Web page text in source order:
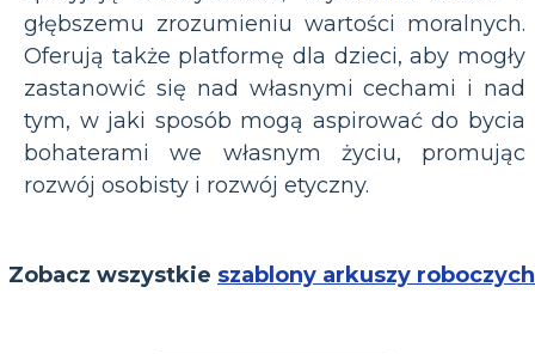
głębszemu zrozumieniu wartości moralnych.
Oferują także platformę dla dzieci, aby mogły
zastanowić się nad własnymi cechami i nad
tym, w jaki sposób mogą aspirować do bycia
bohaterami we własnym życiu, promując
rozwój osobisty i rozwój etyczny.
Zobacz wszystkie szablony arkuszy roboczych